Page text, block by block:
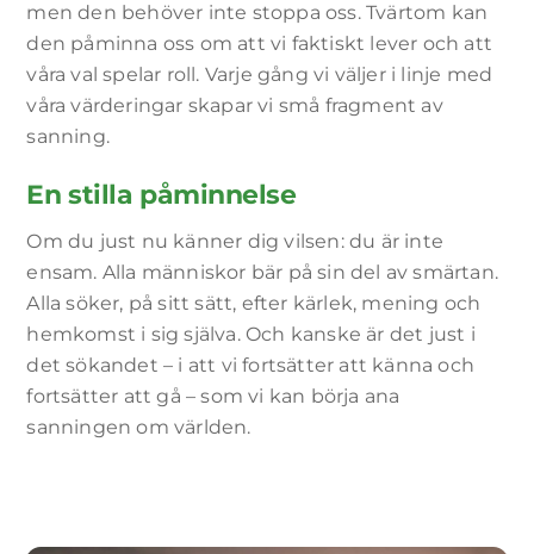
men den behöver inte stoppa oss. Tvärtom kan
den påminna oss om att vi faktiskt lever och att
våra val spelar roll. Varje gång vi väljer i linje med
våra värderingar skapar vi små fragment av
sanning.
En stilla påminnelse
Om du just nu känner dig vilsen: du är inte
ensam. Alla människor bär på sin del av smärtan.
Alla söker, på sitt sätt, efter kärlek, mening och
hemkomst i sig själva. Och kanske är det just i
det sökandet – i att vi fortsätter att känna och
fortsätter att gå – som vi kan börja ana
sanningen om världen.